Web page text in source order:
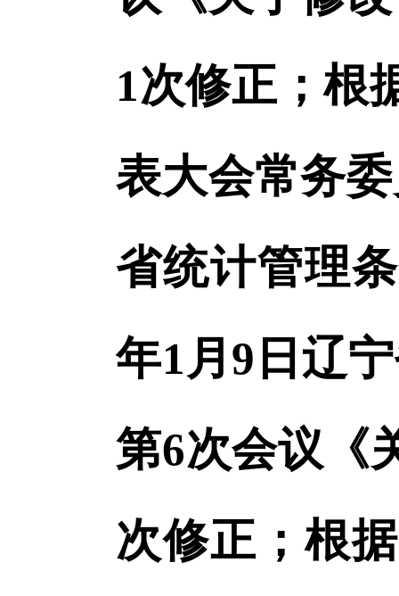
1次修正；根
表大会常务
省统计管理
年1月9日辽
第6次会议《
次修正；根